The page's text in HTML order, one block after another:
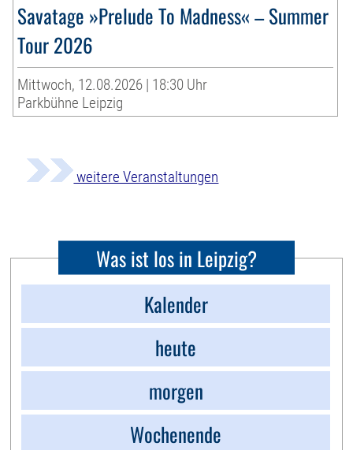
Savatage »Prelude To Madness« – Summer
Tour 2026
Mittwoch, 12.08.2026 | 18:30 Uhr
Parkbühne Leipzig
weitere Veranstaltungen
Was ist los in Leipzig?
Kalender
heute
morgen
Wochenende